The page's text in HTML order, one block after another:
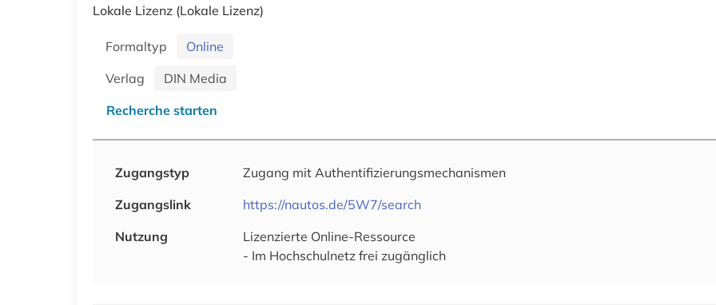
Lokale Lizenz (Lokale Lizenz)
Formaltyp
Online
Verlag
DIN Media
Recherche starten
Zugangstyp
Zugang mit Authentifizierungsmechanismen
Zugangslink
https://nautos.de/5W7/search
Nutzung
Lizenzierte Online-Ressource
- Im Hochschulnetz frei zugänglich